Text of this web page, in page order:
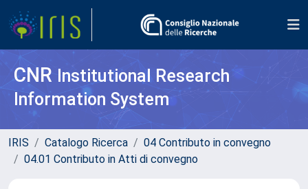
CNR Institutional Research
Information System
IRIS Catalogo Ricerca
04 Contributo in convegno
04.01 Contributo in Atti di convegno